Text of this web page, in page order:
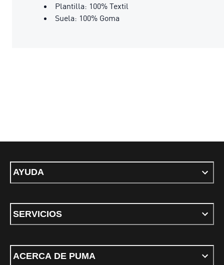
Plantilla: 100% Textil
Suela: 100% Goma
AYUDA
SERVICIOS
ACERCA DE PUMA